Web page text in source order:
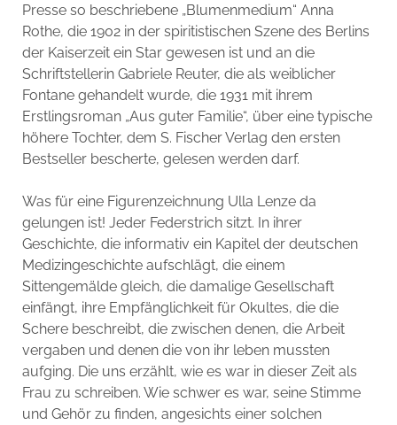
Presse so beschriebene „Blumenmedium“ Anna
Rothe, die 1902 in der spiritistischen Szene des Berlins
der Kaiserzeit ein Star gewesen ist und an die
Schriftstellerin Gabriele Reuter, die als weiblicher
Fontane gehandelt wurde, die 1931 mit ihrem
Erstlingsroman „Aus guter Familie“, über eine typische
höhere Tochter, dem S. Fischer Verlag den ersten
Bestseller bescherte, gelesen werden darf.
Was für eine Figurenzeichnung Ulla Lenze da
gelungen ist! Jeder Federstrich sitzt. In ihrer
Geschichte, die informativ ein Kapitel der deutschen
Medizingeschichte aufschlägt, die einem
Sittengemälde gleich, die damalige Gesellschaft
einfängt, ihre Empfänglichkeit für Okultes, die die
Schere beschreibt, die zwischen denen, die Arbeit
vergaben und denen die von ihr leben mussten
aufging. Die uns erzählt, wie es war in dieser Zeit als
Frau zu schreiben. Wie schwer es war, seine Stimme
und Gehör zu finden, angesichts einer solchen